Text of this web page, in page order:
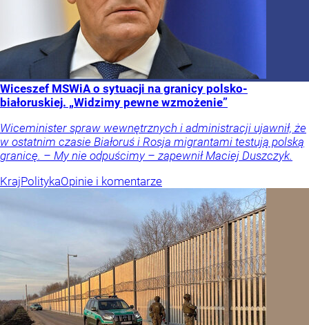
Wiceszef MSWiA o sytuacji na granicy polsko-
białoruskiej. „Widzimy pewne wzmożenie”
Wiceminister spraw wewnętrznych i administracji ujawnił, że
w ostatnim czasie Białoruś i Rosja migrantami testują polską
granicę. – My nie odpuścimy – zapewnił Maciej Duszczyk.
KrajPolitykaOpinie i komentarze